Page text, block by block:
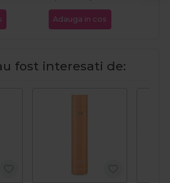
Adauga in cos
fost interesati de: